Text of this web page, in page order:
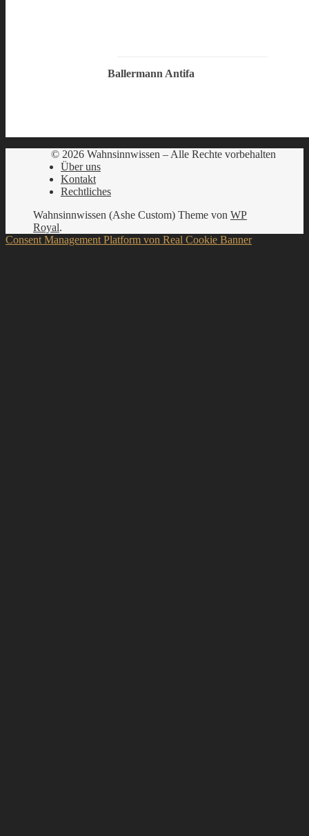
Ballermann Antifa
© 2026 Wahnsinnwissen – Alle Rechte vorbehalten
Über uns
Kontakt
Rechtliches
Wahnsinnwissen (Ashe Custom) Theme von WP
Royal.
Consent Management Platform von Real Cookie Banner